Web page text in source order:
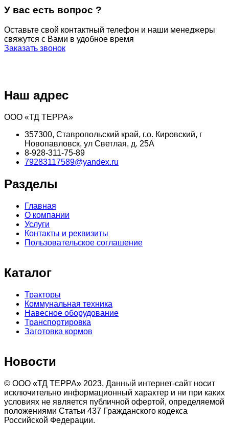
У вас есть вопрос ?
Оставьте свой контактный телефон и наши менеджеры
свяжутся с Вами в удобное время
Заказать звонок
Наш адрес
ООО «ТД ТЕРРА»
357300, Ставропольский край, г.о. Кировский, г
Новопавловск, ул Светлая, д. 25А
8-928-311-75-89
79283117589@yandex.ru
Разделы
Главная
О компании
Услуги
Контакты и реквизиты
Пользовательское соглашение
Каталог
Тракторы
Коммунальная техника
Навесное оборудование
Транспортировка
Заготовка кормов
Новости
© ООО «ТД ТЕРРА» 2023. Данный интернет-сайт носит
исключительно информационный характер и ни при каких
условиях не является публичной офертой, определяемой
положениями Статьи 437 Гражданского кодекса
Российской Федерации.